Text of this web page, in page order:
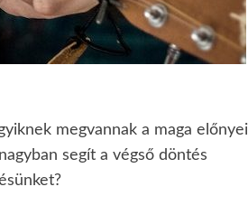
megvannak a maga előnyei
segít a végső döntés